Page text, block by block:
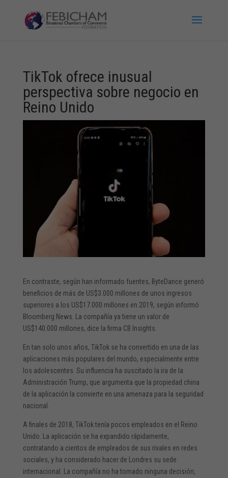
TikTok ofrece inusual
perspectiva sobre negocio en
Reino Unido
En contraste, según han informado fuentes, ByteDance generó
beneficios de más de US$3.000 millones de unos ingresos
superiores a los US$17.000 millones en 2019, según informó
Bloomberg News. La compañía ya tiene un valor de
US$140.000 millones, dice la firma CB Insights.
En tan solo unos años, TikTok se ha convertido en una de las
aplicaciones más populares del mundo, especialmente entre
los adolescentes. Su influencia ha suscitado la ira de la
Administración Trump, que argumenta que la propiedad china
de la aplicación la convierte en una amenaza para la seguridad
nacional.
A finales de 2018, TikTok tenía pocos empleados en el Reino
Unido. La aplicación se ha expandido rápidamente,
contratando a cientos de empleados de sus rivales en redes
sociales, y ha considerado hacer de Londres su sede
internacional. La compañía no ha tomado ninguna decisión,